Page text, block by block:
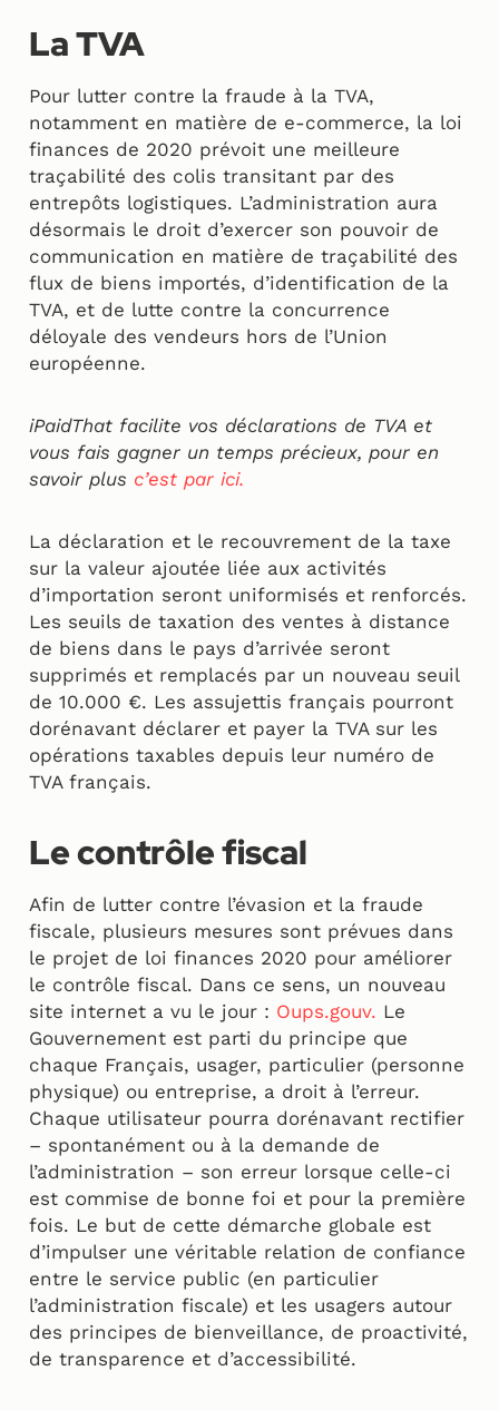
La TVA
Pour lutter contre la fraude à la TVA,
notamment en matière de e-commerce, la loi
finances de 2020 prévoit une meilleure
traçabilité des colis transitant par des
entrepôts logistiques. L’administration aura
désormais le droit d’exercer son pouvoir de
communication en matière de traçabilité des
flux de biens importés, d’identification de la
TVA, et de lutte contre la concurrence
déloyale des vendeurs hors de l’Union
européenne.
iPaidThat facilite vos déclarations de TVA et
vous fais gagner un temps précieux, pour en
savoir plus c’est par ici.
La déclaration et le recouvrement de la taxe
sur la valeur ajoutée liée aux activités
d’importation seront uniformisés et renforcés.
Les seuils de taxation des ventes à distance
de biens dans le pays d’arrivée seront
supprimés et remplacés par un nouveau seuil
de 10.000 €. Les assujettis français pourront
dorénavant déclarer et payer la TVA sur les
opérations taxables depuis leur numéro de
TVA français.
Le contrôle fiscal
Afin de lutter contre l’évasion et la fraude
fiscale, plusieurs mesures sont prévues dans
le projet de loi finances 2020 pour améliorer
le contrôle fiscal. Dans ce sens, un nouveau
site internet a vu le jour : Oups.gouv. Le
Gouvernement est parti du principe que
chaque Français, usager, particulier (personne
physique) ou entreprise, a droit à l’erreur.
Chaque utilisateur pourra dorénavant rectifier
– spontanément ou à la demande de
l’administration – son erreur lorsque celle-ci
est commise de bonne foi et pour la première
fois. Le but de cette démarche globale est
d’impulser une véritable relation de confiance
entre le service public (en particulier
l’administration fiscale) et les usagers autour
des principes de bienveillance, de proactivité,
de transparence et d’accessibilité.